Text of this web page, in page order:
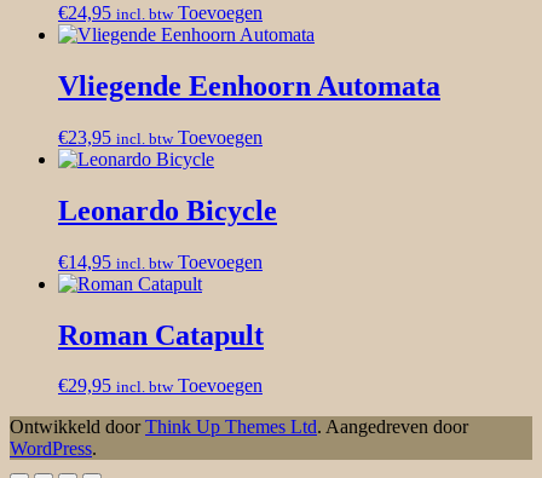
€24,95 incl. btw Toevoegen
Vliegende Eenhoorn Automata
€23,95 incl. btw Toevoegen
Leonardo Bicycle
€14,95 incl. btw Toevoegen
Roman Catapult
€29,95 incl. btw Toevoegen
Ontwikkeld doorThink Up Themes Ltd. Aangedreven door
WordPress.